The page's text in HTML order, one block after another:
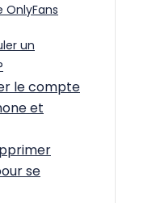
un
le compte
et
se